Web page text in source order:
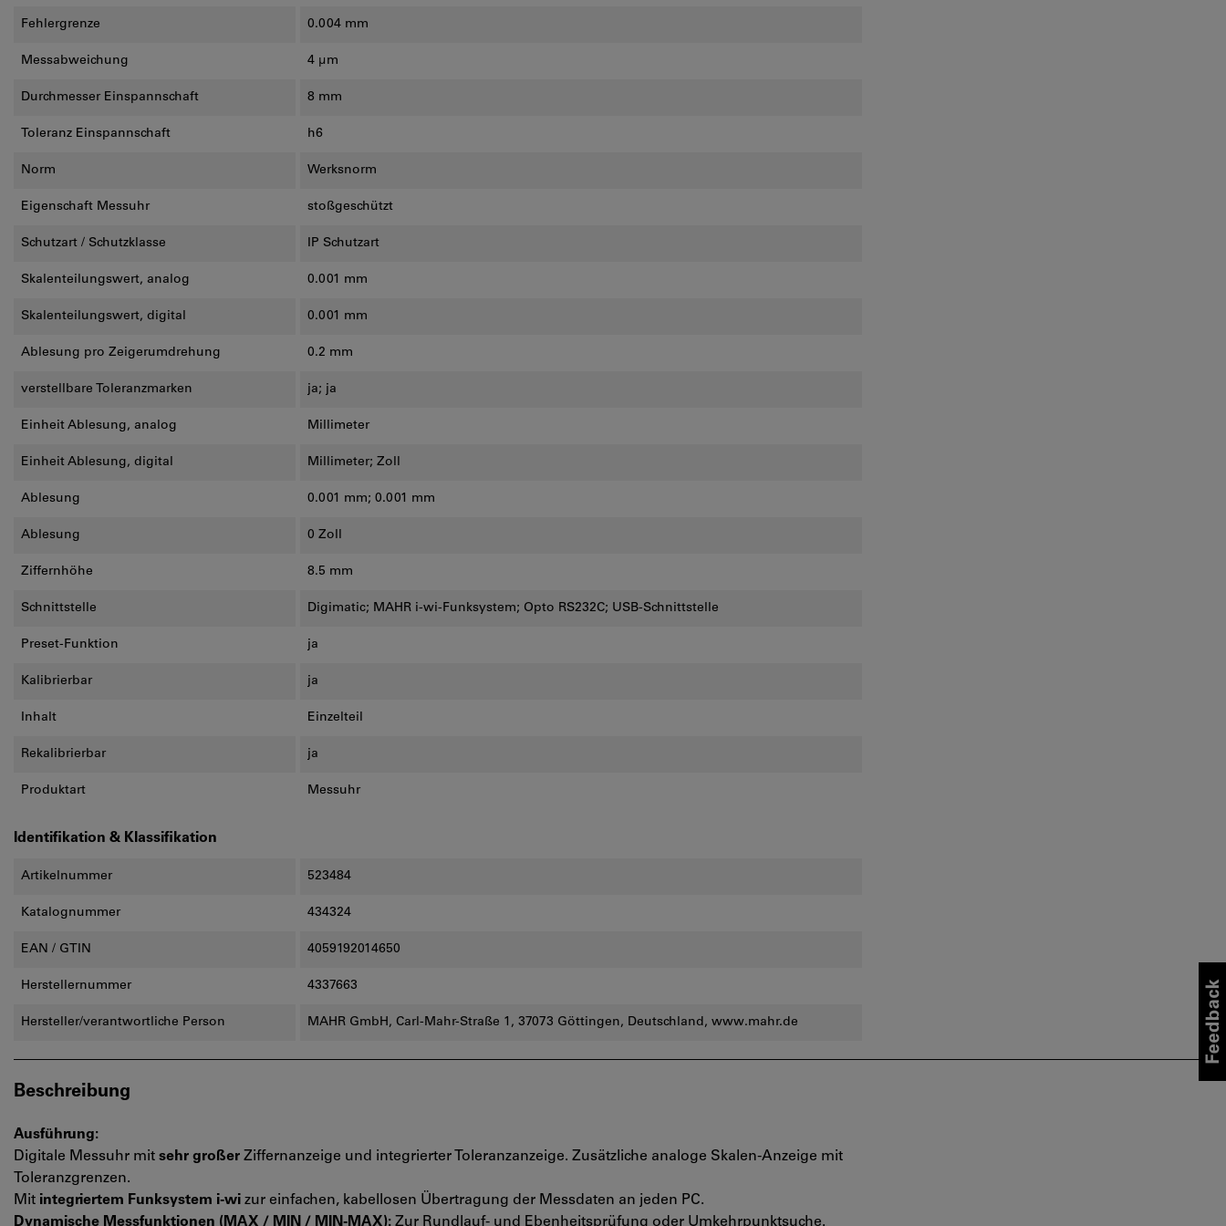
Fehlergrenze 0.004 mm
Messabweichung 4 µm
Durchmesser Einspannschaft 8 mm
Toleranz Einspannschaft h6
Norm Werksnorm
Eigenschaft Messuhr stoßgeschützt
Schutzart / Schutzklasse IP Schutzart
Skalenteilungswert, analog 0.001 mm
Skalenteilungswert, digital 0.001 mm
Ablesung pro Zeigerumdrehung 0.2 mm
verstellbare Toleranzmarken ja; ja
Einheit Ablesung, analog Millimeter
Einheit Ablesung, digital Millimeter; Zoll
Ablesung 0.001 mm; 0.001 mm
Ablesung 0 Zoll
Ziffernhöhe 8.5 mm
Schnittstelle Digimatic; MAHR i-wi-Funksystem; Opto RS232C; USB-Schnittstelle
Preset-Funktion ja
Kalibrierbar ja
Inhalt Einzelteil
Rekalibrierbar ja
Produktart Messuhr
Identifikation & Klassifikation
Artikelnummer 523484
Katalognummer 434324
EAN / GTIN 4059192014650
Herstellernummer 4337663
Hersteller/verantwortliche Person MAHR GmbH, Carl-Mahr-Straße 1, 37073 Göttingen, Deutschland, www.mahr.de
Beschreibung
Ausführung:
Digitale Messuhr mit sehr großer Ziffernanzeige und integrierter Toleranzanzeige. Zusätzliche analoge Skalen-Anzeige mit
Toleranzgrenzen.
Mit integriertem Funksystem i-wi zur einfachen, kabellosen Übertragung der Messdaten an jeden PC.
Dynamische Messfunktionen (MAX / MIN / MIN-MAX): Zur Rundlauf- und Ebenheitsprüfung oder Umkehrpunktsuche.